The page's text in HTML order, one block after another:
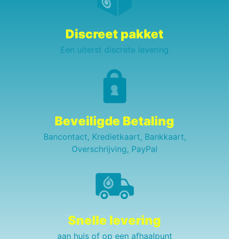
Discreet pakket
Een uiterst discrete levering
Beveiligde Betaling
Bancontact, Kredietkaart, Bankkaart,
Overschrijving, PayPal
Snelle levering
aan huis of op een afhaalpunt